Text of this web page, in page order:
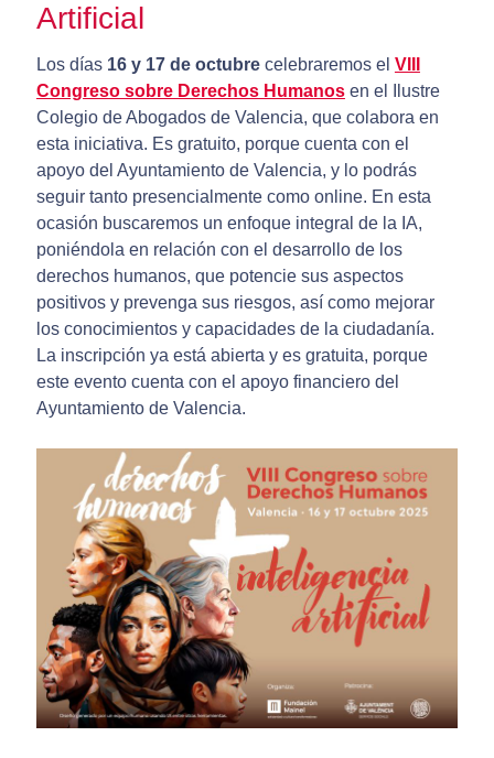
Artificial
Los días 16 y 17 de octubrecelebraremos el VIII
Congreso sobre Derechos Humanosen el Ilustre
Colegio de Abogados de Valencia, que colabora en
esta iniciativa. Es gratuito, porque cuenta con el
apoyo del Ayuntamiento de Valencia, y lo podrás
seguir tanto presencialmente como online. En esta
ocasión buscaremos un enfoque integral de la IA,
poniéndola en relación con el desarrollo de los
derechos humanos, que potencie sus aspectos
positivos y prevenga sus riesgos, así como mejorar
los conocimientos y capacidades de la ciudadanía.
La inscripción ya está abierta y es gratuita, porque
este evento cuenta con el apoyo financiero del
Ayuntamiento de Valencia.